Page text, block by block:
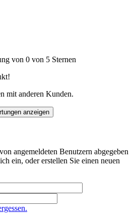
von 0 von 5 Sternen
mit anderen Kunden.
anzeigen
angemeldeten Benutzern abgegeben
ein, oder erstellen Sie einen neuen